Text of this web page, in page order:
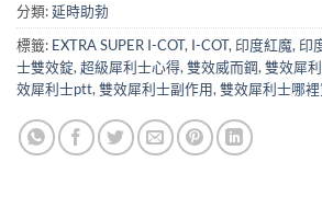
分類:延時助勃
標籤: EXTRA SUPER I-COT, I-COT, 印度紅魔, 印
士雙效錠, 超級犀利士心得, 雙效威而鋼, 雙效犀
效犀利士ptt, 雙效犀利士副作用, 雙效犀利士哪